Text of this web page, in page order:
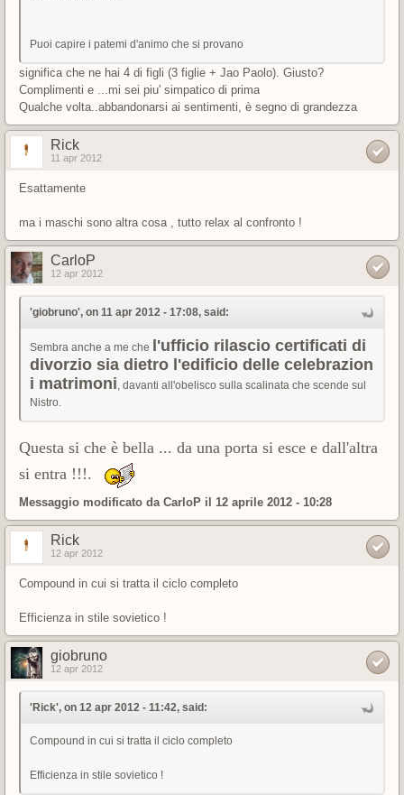
Puoi capire i patemi d'animo che si provano
significa che ne hai 4 di figli (3 figlie + Jao Paolo). Giusto?
Complimenti e ...mi sei piu' simpatico di prima
Qualche volta..abbandonarsi ai sentimenti, è segno di grandezza
Rick
11 apr 2012
Esattamente
ma i maschi sono altra cosa , tutto relax al confronto !
CarloP
12 apr 2012
'giobruno', on 11 apr 2012 - 17:08, said:
Sembra anche a me che
l'ufficio rilascio certificati di
divorzio sia dietro l'edificio delle celebrazion
i matrimoni, davanti all'obelisco sulla scalinata che scende sul
Nistro.
Questa si che è bella ... da una porta si esce e dall'altra
si entra !!!.
Messaggio modificato da CarloP il 12 aprile 2012 - 10:28
Rick
12 apr 2012
Compound in cui si tratta il ciclo completo
Efficienza in stile sovietico !
giobruno
12 apr 2012
'Rick', on 12 apr 2012 - 11:42, said:
Compound in cui si tratta il ciclo completo
Efficienza in stile sovietico !